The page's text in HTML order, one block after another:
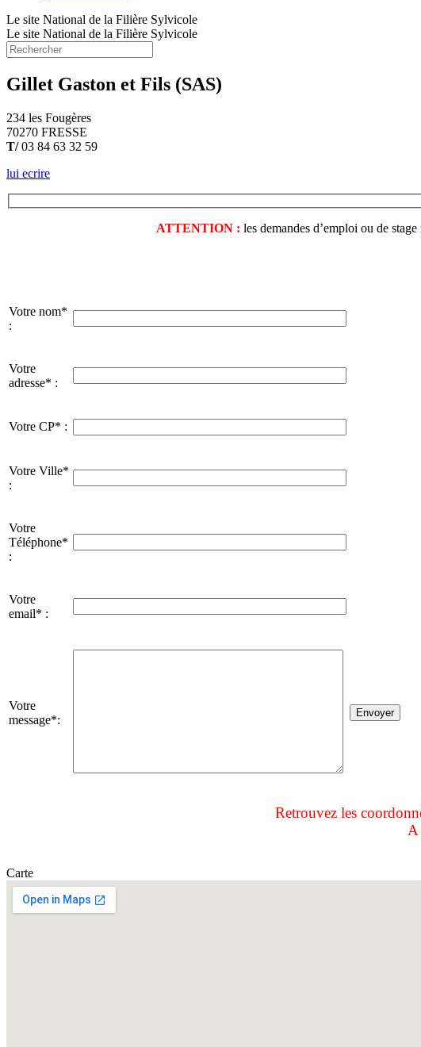
Le site National de la Filière Sylvicole
Le site National de la Filière Sylvicole
Gillet Gaston et Fils (SAS)
234 les Fougères
70270 FRESSE
T/03 84 63 32 59
lui ecrire
ATTENTION : les demandes d’emploi ou de
Votre nom*
:
Votre
adresse* :
Votre CP* :
Votre Ville*
:
Votre
Téléphone*
:
Votre
email* :
Votre
message*:
Retrouvez les
A
Carte